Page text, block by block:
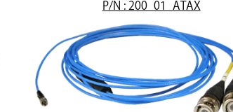
P/N : 200_01_ATAX